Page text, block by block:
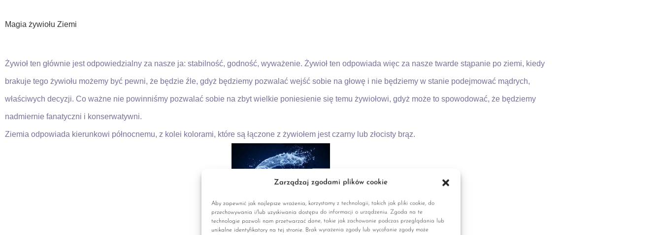
Zarządzaj zgodami plików cookie
Aby zapewnić jak najlepsze wrażenia, korzystamy z technologii, takich jak pliki cookie, do
przechowywania i/lub uzyskiwania dostępu do informacji o urządzeniu. Zgoda na te
technologie pozwoli nam przetwarzać dane, takie jak zachowanie podczas przeglądania lub
unikalne identyfikatory na tej stronie. Brak wyrażenia zgody lub wycofanie zgody może
Magia żywiołu Ziemi
Żywioł ten głównie jest odpowiedzialny za nasze ja: stabilność, godność, wyważenie. Żywioł ten odpowiada więc za nasze twarde stąpanie po ziemi, kiedy
brakuje tego żywiołu możemy być pewni, że będzie źle, gdyż będziemy pozwalać wejść sobie na głowę i nie będziemy w stanie podejmować mądrych,
właściwych decyzji. Co ważne nie powinniśmy pozwalać sobie na zbyt wielkie poniesienie się temu żywiołowi, gdyż może to spowodować, że będziemy
nadmiernie fanatyczni i konserwatywni.
Ziemia odpowiada kierunkowi północnemu, z kolei kolorami, które są łączone z żywiołem jest czarny lub złocisty brąz.